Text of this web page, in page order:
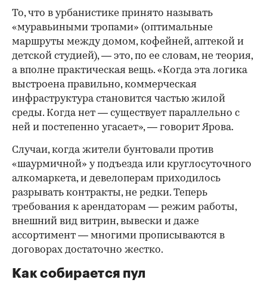
То, что в урбанистике принято называть
«муравьиными тропами» (оптимальные
маршруты между домом, кофейней, аптекой и
детской студией), — это, по ее словам, не теория,
а вполне практическая вещь. «Когда эта логика
выстроена правильно, коммерческая
инфраструктура становится частью жилой
среды. Когда нет — существует параллельно с
ней и постепенно угасает», — говорит Ярова.
Случаи, когда жители бунтовали против
«шаурмичной» у подъезда или круглосуточного
алкомаркета, и девелоперам приходилось
разрывать контракты, не редки. Теперь
требования к арендаторам — режим работы,
внешний вид витрин, вывески и даже
ассортимент — многими прописываются в
договорах достаточно жестко.
Как собирается пул